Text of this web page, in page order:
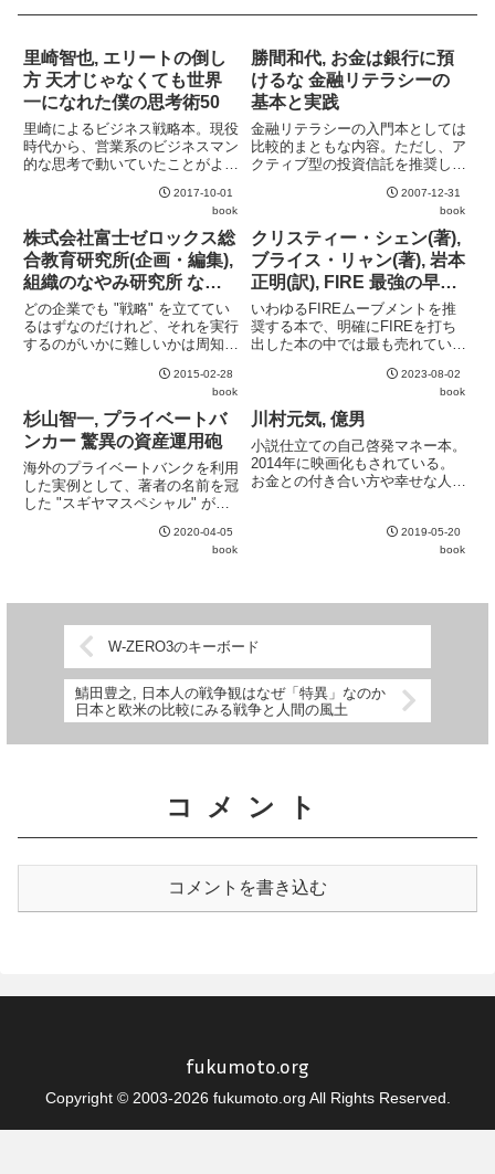
里崎智也, エリートの倒し
方 天才じゃなくても世界
一になれた僕の思考術50
里崎によるビジネス戦略本。現役
時代から、営業系のビジネスマン
的な思考で動いていたことがよく
が、自己啓発本としてみれば良い
出来。ファンならもちろん買い。
2017-10-01
book
勝間和代, お金は銀行に預
けるな 金融リテラシーの
基本と実践
金融リテラシーの入門本としては
比較的まともな内容。ただし、ア
クティブ型の投資信託を推奨して
はある。最終章に、社会責任投資
を持ってきたのは興味深いとこ
ろ。むしろこのあたりを掘り下げ
た方が類書との差別化ができたの
で...
2007-12-31
book
株式会社富士ゼロックス総
合教育研究所(企画・編集),
組織のなやみ研究所 な
ぜ、戦略を実行するのはむ
ずかしい?
どの企業でも "戦略" を立ててい
るはずなのだけれど、それを実行
するのがいかに難しいかは周知の
を深掘りしたのが本書。世の中に
"戦略" の立て方を解説する本は
多いが、その実行の難しさを論じ
た本は意外に少ない。そ...
2015-02-28
book
クリスティー・シェン(著),
ブライス・リャン(著), 岩本
正明(訳), FIRE 最強の早期
リタイア術 最速でお金か
ら自由になれる究極メソッ
ド
いわゆるFIREムーブメントを推
奨する本で、明確にFIREを打ち
出した本の中では最も売れている
な内容。中国の貧しい地域出身で
カナダへ移民した家族という出自
もあり、徹底してお金のリアルを
追求している。専攻を選択す...
2023-08-02
book
杉山智一, プライベートバ
ンカー 驚異の資産運用砲
海外のプライベートバンクを利用
した実例として、著者の名前を冠
した "スギヤマスペシャル" が紹
ジをかけて高利回りの生命保険に
加入するというもの。当然、レバ
2020-04-05
book
川村元気, 億男
小説仕立ての自己啓発マネー本。
2014年に映画化もされている。
お金との付き合い方や幸せな人生
が奪われてしまう気持ちは良く理
2019-05-20
book
W-ZERO3のキーボード
鯖田豊之, 日本人の戦争観はなぜ「特異」なのか
日本と欧米の比較にみる戦争と人間の風土
コメント
コメントを書き込む
fukumoto.org
Copyright © 2003-2026 fukumoto.org All Rights Reserved.